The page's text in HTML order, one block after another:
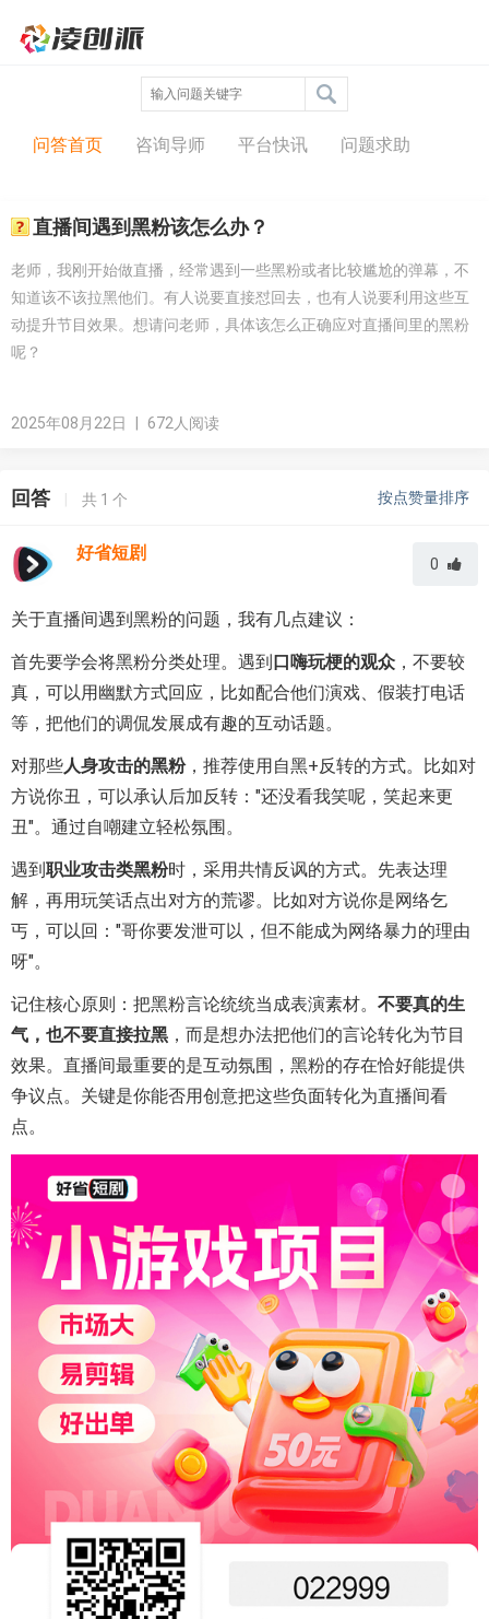
问答中心
问答首页 咨询导师 平台快讯 问题求助
直播间遇到黑粉该怎么办？
老师，我刚开始做直播，经常遇到一些黑粉或者比较尴尬的弹幕，不
知道该不该拉黑他们。有人说要直接怼回去，也有人说要利用这些互
动提升节目效果。想请问老师，具体该怎么正确应对直播间里的黑粉
呢？
2025年08月22日 672人阅读
回答 | 共 1 个 按点赞量排序
好省短剧
0
关于直播间遇到黑粉的问题，我有几点建议：
首先要学会将黑粉分类处理。遇到口嗨玩梗的观众 ，不要较
真，可以用幽默方式回应，比如配合他们演戏、假装打电话
等，把他们的调侃发展成有趣的互动话题。
对那些人身攻击的黑粉，推荐使用自黑+反转的方式。比如对
方说你丑，可以承认后加反转："还没看我笑呢，笑起来更
丑"。通过自嘲建立轻松氛围。
遇到职业攻击类黑粉时，采用共情反讽的方式。先表达理
解，再用玩笑话点出对方的荒谬。比如对方说你是网络乞
丐，可以回："哥你要发泄可以，但不能成为网络暴力的理由
呀"。
记住核心原则：把黑粉言论统统当成表演素材。 不要真的生
气，也不要直接拉黑 ，而是想办法把他们的言论转化为节目
效果。直播间最重要的是互动氛围，黑粉的存在恰好能提供
争议点。关键是你能否用创意把这些负面转化为直播间看
点。